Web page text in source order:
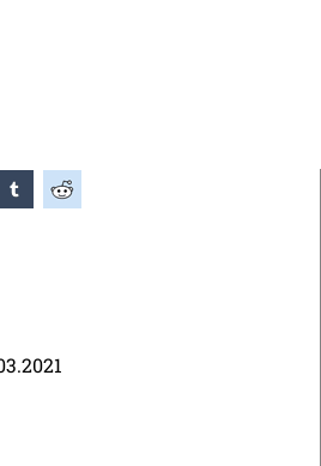
tumblrReddit